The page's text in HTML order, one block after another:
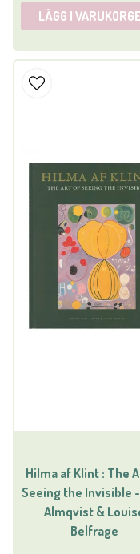
LÄGG I
Hilma af Klint : The
Seeing the Invisible
Almqvist &
Belfrage